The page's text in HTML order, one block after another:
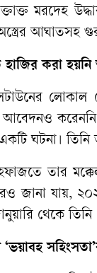
মরদেহ
আঘাতসহ
হাজির করা হয়নি
লোকাল
আবেদনও
ঘটনা। তিনি
তার
জানা যায়,
থেকে তিনি
‘ভয়াবহ সহিংসতা’